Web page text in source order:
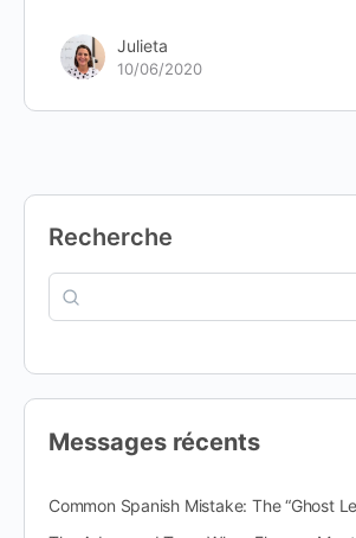
Julieta
10/06/2020
Recherche
Messages récents
Common Spanish Mistake: The “Ghost